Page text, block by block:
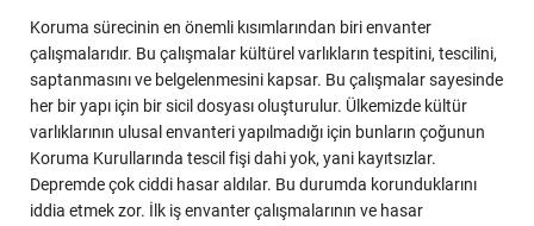
Koruma sürecinin en önemli kısımlarından biri envanter
çalışmalarıdır. Bu çalışmalar kültürel varlıkların tespitini, tescilini,
saptanmasını ve belgelenmesini kapsar. Bu çalışmalar sayesinde
her bir yapı için bir sicil dosyası oluşturulur. Ülkemizde kültür
varlıklarının ulusal envanteri yapılmadığı için bunların çoğunun
Koruma Kurullarında tescil fişi dahi yok, yani kayıtsızlar.
Depremde çok ciddi hasar aldılar. Bu durumda korunduklarını
iddia etmek zor. İlk iş envanter çalışmalarının ve hasar